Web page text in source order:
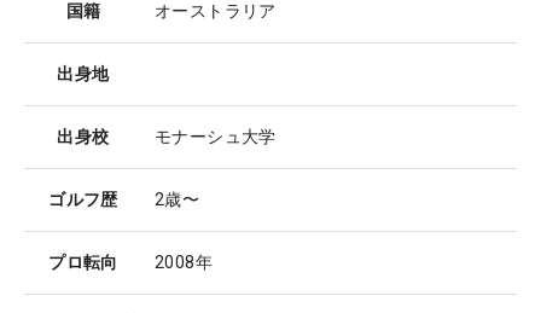
国籍 オーストラリア
出身地
出身校 モナーシュ大学
ゴルフ歴 2歳〜
プロ転向 2008年